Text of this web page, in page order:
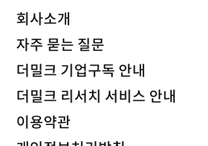
시작합니다. 하지만 이미 그때는 늦습니다.
어떻게 물이 찼을 때 노를 저어야 하는지 알
회사소개
자주 묻는 질문
더밀크 기업구독 안내
더밀크 리서치 서비스 안내
이용약관